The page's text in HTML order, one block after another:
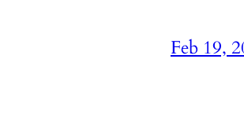
Feb 19,